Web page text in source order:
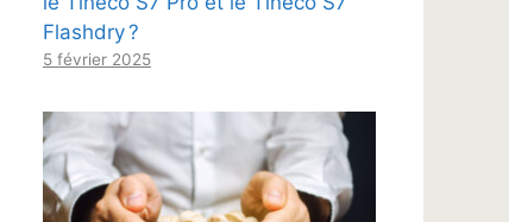
Flashdry ?
5 février 2025